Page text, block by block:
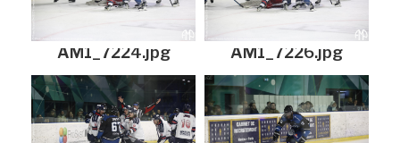
AM1_7224.jpg AM1_7226.jpg